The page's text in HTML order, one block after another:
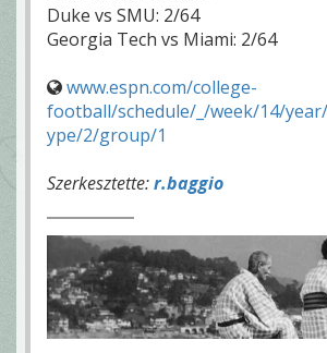
Duke vs SMU: 2/64
Georgia Tech vs Miami: 2/64
www.espn.com/college-
football/schedule/_/week/14/
ype/2/group/1
Szerkesztette:r.baggio